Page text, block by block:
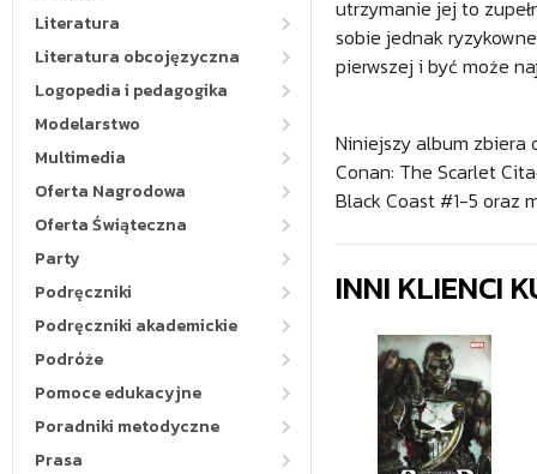
Literatura
Literatura obcojęzyczna
Logopedia i pedagogika
Modelarstwo
Multimedia
Oferta Nagrodowa
Oferta Świąteczna
Party
Podręczniki
Podręczniki akademickie
Podróże
Pomoce edukacyjne
Poradniki metodyczne
Prasa
utrzymanie jej to
sobie jednak
pierwszej i być może
Niniejszy album zbiera
Conan: The Scarlet
Black Coast #1-5 oraz
INNI KLIENCI